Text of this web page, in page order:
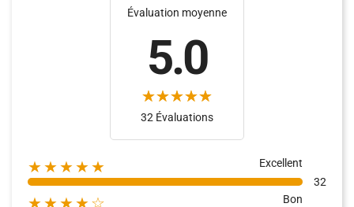
Évaluation moyenne
5.0
32 Évaluations
★★★★★
Excellent
32
★★★★☆
Bon